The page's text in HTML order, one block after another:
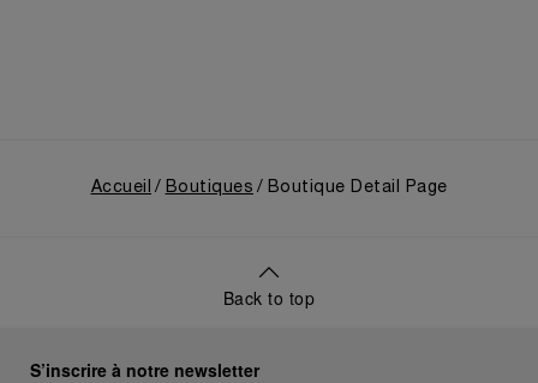
Accueil Boutiques Boutique Detail Page
Back to top
S’inscrire à notre newsletter